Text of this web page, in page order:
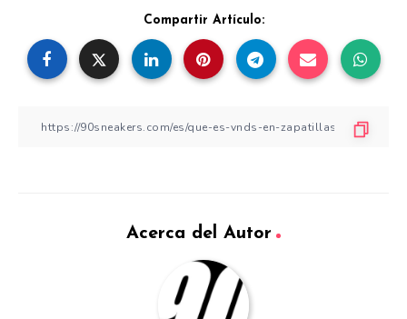
Compartir Artículo:
Acerca del Autor